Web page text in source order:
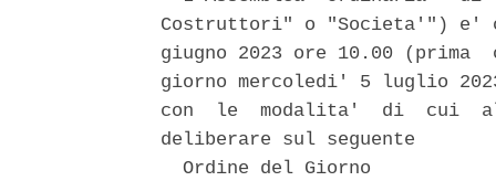
Costruttori" o "Societa'") e'
giugno 2023 ore 10.00
giorno mercoledi' 5 luglio
con  le  modalita'  di  cui
deliberare sul seguente
  Ordine del Giorno